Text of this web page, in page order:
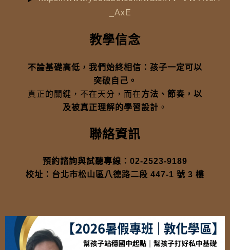
_AxE
教學信念
不論基礎高低，我們始終相信：孩子一定可以
突破自己。
真正的關鍵，不在天分，而在方法、節奏，以
及被真正理解的學習設計 。
聯絡資訊
預約諮詢與試聽專線：02-2523-9189
校址：台北市松山區八德路二段 447-1 號 3 樓